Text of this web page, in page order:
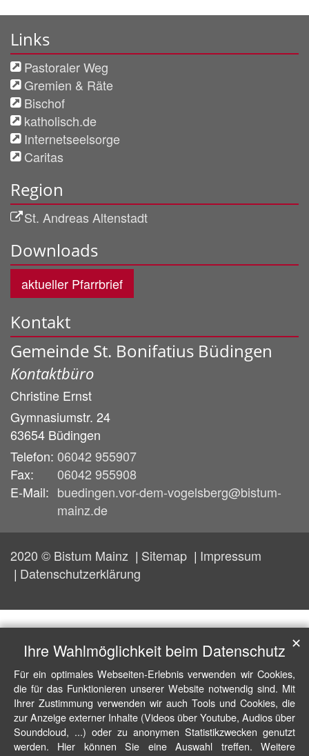
Links
Pastoraler Weg
Gremien & Räte
Bischof
katholisch.de
Internetseelsorge
Caritas
Region
St. Andreas Altenstadt
Downloads
aktueller Pfarrbrief
Kontakt
Gemeinde St. Bonifatius Büdingen
Kontaktbüro
Christine Ernst
Gymnasiumstr. 24
63654 Büdingen
Telefon: 06042 955907
Fax:
06042 955908
E-Mail: buedingen.vor-dem-vogelsberg@bistum-
mainz.de
2020 © Bistum Mainz Sitemap
Impressum
Datenschutzerklärung
Ihre Wahlmöglichkeit beim Datenschutz
Für ein optimales Webseiten-Erlebnis verwenden wir Cookies,
die für das Funktionieren unserer Website notwendig sind. Mit
Ihrer Zustimmung verwenden wir auch Tools und Cookies, die
zur Anzeige externer Inhalte (Videos über Youtube, Audios über
Soundcloud, ...) oder zu anonymen Statistikzwecken genutzt
werden. Hier können Sie eine Auswahl treffen. Weitere
✕